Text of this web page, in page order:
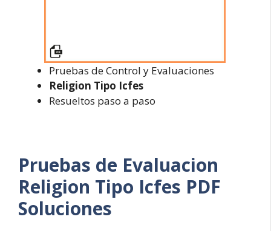
Pruebas de Control y Evaluaciones
Religion Tipo Icfes
Resueltos paso a paso
Pruebas de Evaluacion
Religion Tipo Icfes PDF
Soluciones